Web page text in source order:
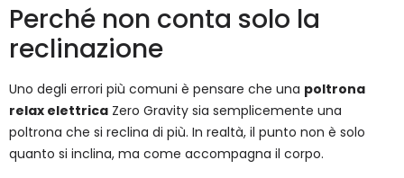
Perché non conta solo la
reclinazione
Uno degli errori più comuni è pensare che una poltrona
relax elettrica Zero Gravity sia semplicemente una
poltrona che si reclina di più. In realtà, il punto non è solo
quanto si inclina, ma come accompagna il corpo.